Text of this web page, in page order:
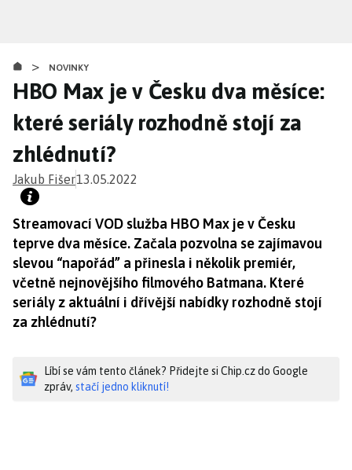
obsahu
> NOVINKY
HBO Max je v Česku dva měsíce:
které seriály rozhodně stojí za
zhlédnutí?
Jakub Fišer13.05.2022
Streamovací VOD služba HBO Max je v Česku
teprve dva měsíce. Začala pozvolna se zajímavou
slevou “napořád” a přinesla i několik premiér,
včetně nejnovějšího filmového Batmana. Které
seriály z aktuální i dřívější nabídky rozhodně stojí
za zhlédnutí?
Líbí se vám tento článek? Přidejte si Chip.cz do Google
zpráv, stačí jedno kliknutí!